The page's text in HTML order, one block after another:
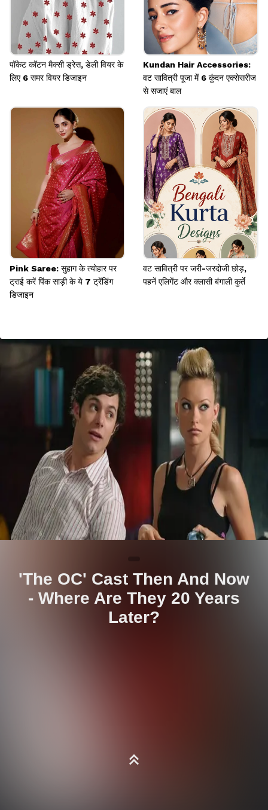
पॉकेट कॉटन मैक्सी ड्रेस, डेली वियर के
लिए 6 समर वियर डिजाइन
Kundan Hair Accessories:
वट सावित्री पूजा में 6 कुंदन एक्सेसरीज
से सजाएं बाल
Pink Saree: सुहाग के त्योहार पर
ट्राई करें पिंक साड़ी के ये 7 ट्रेंडिंग
डिजाइन
वट सावित्री पर जरी-जरदोजी छोड़,
पहनें एलिगेंट और क्लासी बंगाली कुर्ते